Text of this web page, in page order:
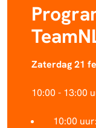
Zaterdag 21
10:00 - 13:00
10:00